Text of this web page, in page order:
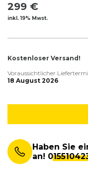
299 €
inkl. 19% Mwst.
Kostenloser Versand!
Voraussichtlicher
18 August 2026
Haben Sie
an!